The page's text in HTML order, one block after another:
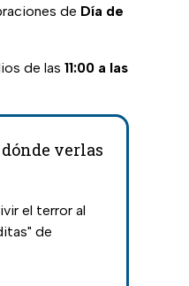
de Día de
de las 11:00 a las
verlas
el terror al
de